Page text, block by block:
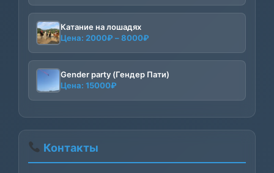
Катание на лошадях
Цена: 2000₽ –8000₽
2000₽
–
Gender party (Гендер Пати)
Цена: 15000₽
Контакты